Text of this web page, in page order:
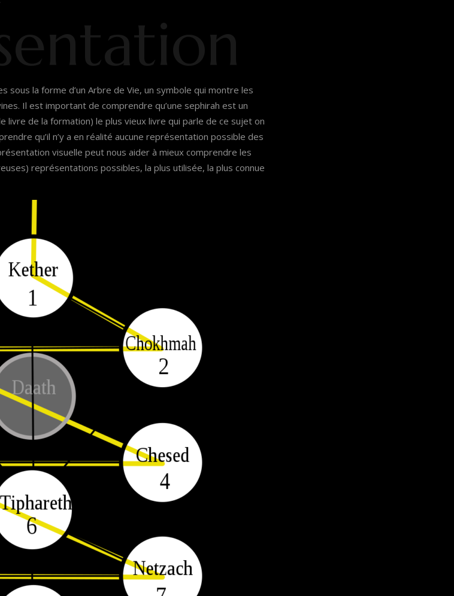
sous la forme d’un Arbre de Vie, un symbole qui montre les
Il est important de comprendre qu’une sephirah est un
livre de la formation) le plus vieux livre qui parle de ce sujet on
qu’il n’y a en réalité aucune représentation possible des
visuelle peut nous aider à mieux comprendre les
représentations possibles, la plus utilisée, la plus connue